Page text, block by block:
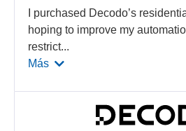
I purchased Decodo’s
hoping to improve my
restrict...
Más